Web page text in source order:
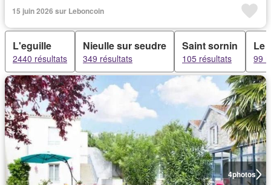
15 juin 2026 sur Leboncoin
L'eguille
2440 résultats
Nieulle sur seudre
349 résultats
Saint sornin
105 résultats
Le
99
4photos